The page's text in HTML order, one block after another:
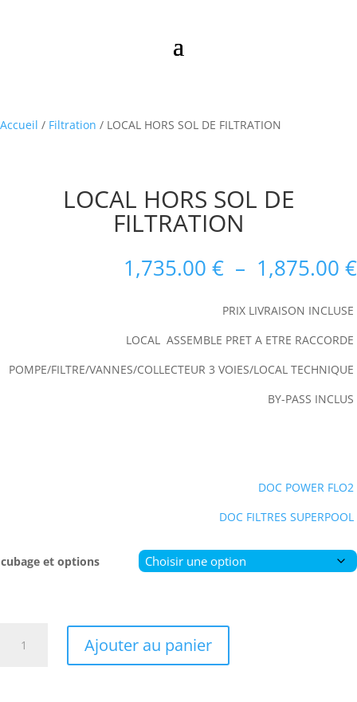
Accueil / Filtration / LOCAL HORS SOL DE FILTRATION
LOCAL HORS SOL DE
FILTRATION
1,735.00 € – 1,875.00 €
PRIX LIVRAISON INCLUSE
LOCAL ASSEMBLE PRET A ETRE RACCORDE
POMPE/FILTRE/VANNES/COLLECTEUR 3 VOIES/LOCAL TECHNIQUE
BY-PASS INCLUS
DOC POWER FLO2
DOC FILTRES SUPERPOOL
cubage et options
Ajouter au panier